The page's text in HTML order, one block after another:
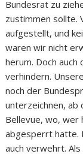
Bundesrat zu
zustimmen sollte.
aufgestellt, und
waren wir nicht
herum. Doch
verhindern.
noch der
unterzeichnen, ab
Bellevue, wo, wer
abgesperrt hatte.
auch verwehrt.